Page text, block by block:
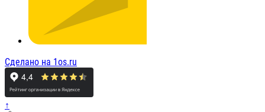
Сделано на 1os.ru
↑